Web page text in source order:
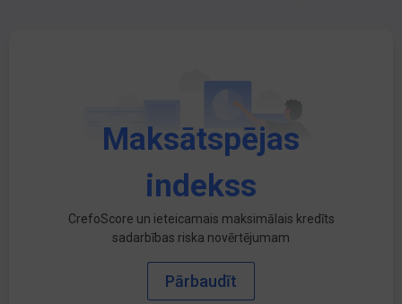
Maksātspējas
indekss
CrefoScore un ieteicamais maksimālais kredīts
sadarbības riska novērtējumam
Pārbaudīt